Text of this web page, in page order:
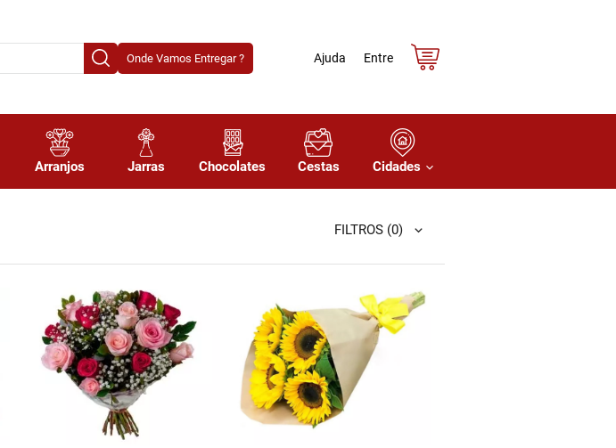
Onde Vamos Entregar ? Entre
Ajuda
Arranjos Jarras Chocolates Cestas Cidades
FILTROS (0)